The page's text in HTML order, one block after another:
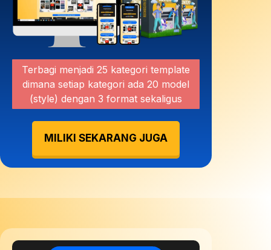
Terbagi menjadi 25 kategori template
dimana setiap kategori ada 20 model
(style) dengan 3 format sekaligus
MILIKI SEKARANG JUGA